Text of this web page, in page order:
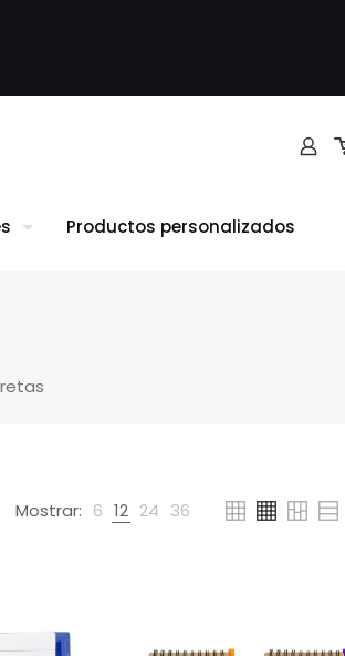
Productos personalizados
Mostrar: 6 12 24 36